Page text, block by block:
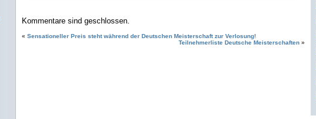
Kommentare sind geschlossen.
« Sensationeller Preis steht während der Deutschen Meisterschaft zur Verlosung!
Teilnehmerliste Deutsche Meisterschaften »